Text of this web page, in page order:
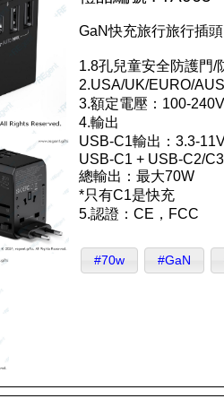
GaN快充旅行旅行插
1.8孔兒童安全防護門/
2.USA/UK/EURO/
3.額定電壓：100-
4.輸出
USB-C1輸出：3.3-
USB-C1 + USB-C2/
總輸出：最大70W
*只有C1是快充
5.認證：CE，FCC
#70w #GaN